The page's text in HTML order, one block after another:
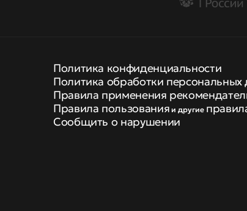
Политика конфиденциальности
Политика обработки персональных
Правила применения
Правила пользования и другие
Сообщить о нарушении